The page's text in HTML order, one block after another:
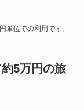
単位での利用です。
5万円の旅